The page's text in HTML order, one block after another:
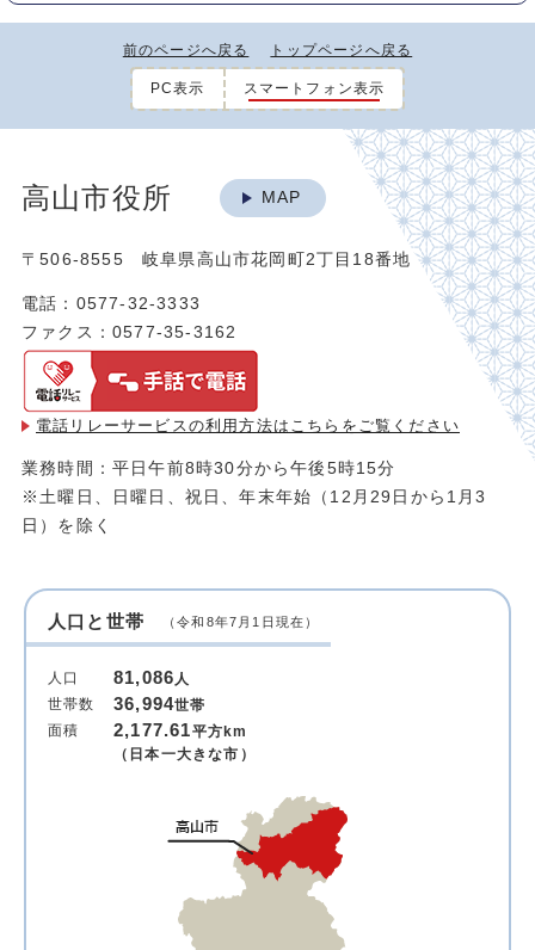
前のページへ戻る トップページへ戻る
PC表示 スマートフォン表示
高山市役所 MAP
〒506-8555 岐阜県高山市花岡町2丁目18番地
電話：0577-32-3333
ファクス：0577-35-3162
電話リレーサービスの利用方法は こちらをご覧ください
業務時間：平日午前8時30分から午後5時15分
※土曜日、日曜日、祝日、年末年始（12月29日から1月3
日）を除く
人口と世帯 （令和8年7月1日現在）
人口 81,086人
世帯数
36,994世帯
面積
2,177.61平方km
（日本一大きな市）